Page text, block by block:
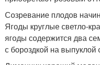
Созревание плодов
Ягоды круглые светло-
ягоды содержится два
с бороздкой на выпуклой